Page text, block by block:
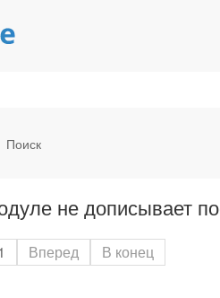
Поиск
не дописывает
Вперед В конец